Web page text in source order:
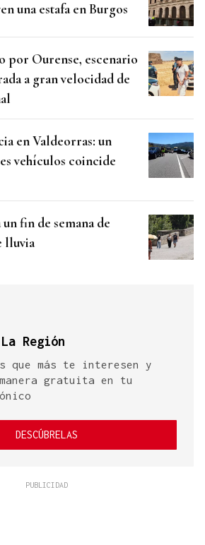
una estafa en Burgos
por Ourense, escenario
a gran velocidad de
en Valdeorras: un
vehículos coincide
fin de semana de
lluvia
Región
que más te interesen y
gratuita en tu
DESCÚBRELAS